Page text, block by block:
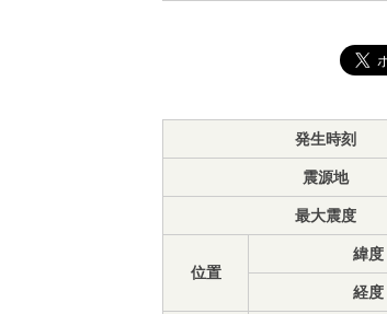
発生時刻
震源地
最大震度
位置
緯度
経度